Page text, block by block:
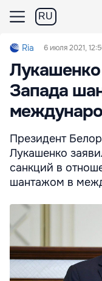
RU
Ria 6 июля 2021,
Запада
Президент
Лукашенко
санкций в
шантажом в